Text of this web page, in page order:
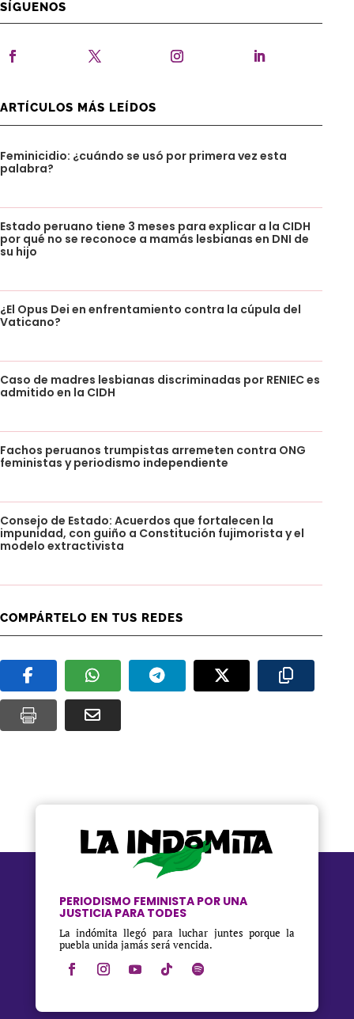
SÍGUENOS
ARTÍCULOS MÁS LEÍDOS
Feminicidio: ¿cuándo se usó por primera vez esta
palabra?
Estado peruano tiene 3 meses para explicar a la CIDH
por qué no se reconoce a mamás lesbianas en DNI de
su hijo
¿El Opus Dei en enfrentamiento contra la cúpula del
Vaticano?
Caso de madres lesbianas discriminadas por RENIEC es
admitido en la CIDH
Fachos peruanos trumpistas arremeten contra ONG
feministas y periodismo independiente
Consejo de Estado: Acuerdos que fortalecen la
impunidad, con guiño a Constitución fujimorista y el
modelo extractivista
COMPÁRTELO EN TUS REDES
PERIODISMO FEMINISTA POR UNA
JUSTICIA PARA TODES
La indómita llegó para luchar juntes porque la
puebla unida jamás será vencida.